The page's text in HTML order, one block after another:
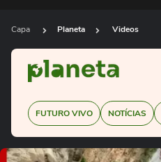
Capa Planeta Videos
FUTURO VIVO NOTÍCIAS